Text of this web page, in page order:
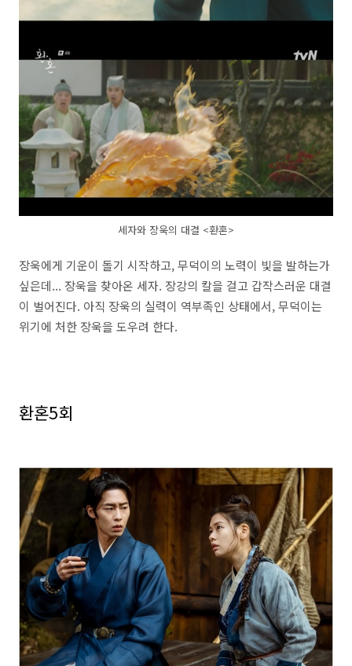
세자와 장욱의 대결 <환혼>
장욱에게 기운이 돌기 시작하고, 무덕이의 노력이 빛을 발하는가
싶은데... 장욱을 찾아온 세자. 장강의 칼을 걸고 갑작스러운 대결
이 벌어진다. 아직 장욱의 실력이 역부족인 상태에서, 무덕이는
위기에 처한 장욱을 도우려 한다.
환혼5회